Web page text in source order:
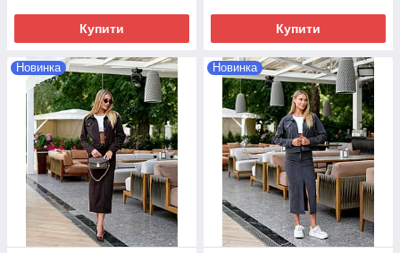
Купити Купити
Новинка Новинка